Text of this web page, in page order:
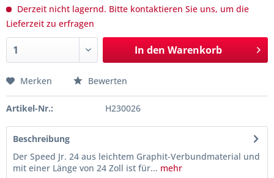
Derzeit nicht lagernd. Bitte kontaktieren Sie uns, um die
Lieferzeit zu erfragen
In den Warenkorb
Merken Bewerten
Artikel-Nr.: H230026
Beschreibung
Der Speed Jr. 24 aus leichtem Graphit-Verbundmaterial und
mit einer Länge von 24 Zoll ist für... mehr